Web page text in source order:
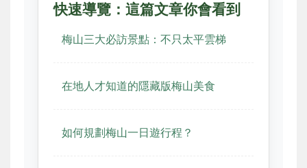
快速導覽：這篇文章你會看到
梅山三大必訪景點：不只太平雲梯
在地人才知道的隱藏版梅山美食
如何規劃梅山一日遊行程？